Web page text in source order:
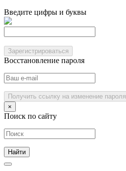
Введите цифры и буквы
Зарегистрироваться
Восстановление пароля
Получить ссылку на изменение пароля
×
Поиск по сайту